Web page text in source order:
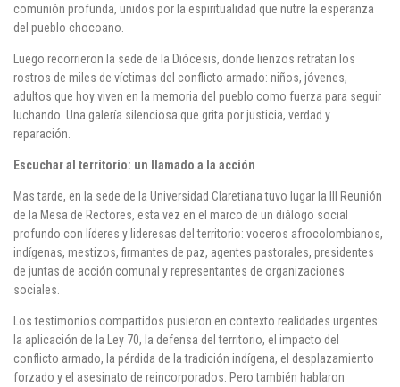
comunión profunda, unidos por la espiritualidad que nutre la esperanza
del pueblo chocoano.
Luego recorrieron la sede de la Diócesis, donde lienzos retratan los
rostros de miles de víctimas del conflicto armado: niños, jóvenes,
adultos que hoy viven en la memoria del pueblo como fuerza para seguir
luchando. Una galería silenciosa que grita por justicia, verdad y
reparación.
Escuchar al territorio: un llamado a la acción
Mas tarde, en la sede de la Universidad Claretiana tuvo lugar la
III Reunión
de la Mesa de Rectores, esta vez en el marco de un diálogo social
profundo con líderes y lideresas del territorio: voceros afrocolombianos,
indígenas, mestizos, firmantes de paz, agentes pastorales, presidentes
de juntas de acción comunal y representantes de organizaciones
sociales.
Los testimonios compartidos pusieron en contexto realidades urgentes:
la aplicación de la
Ley 70, la defensa del territorio, el impacto del
conflicto armado, la pérdida de la tradición indígena, el desplazamiento
forzado y el asesinato de reincorporados. Pero también hablaron